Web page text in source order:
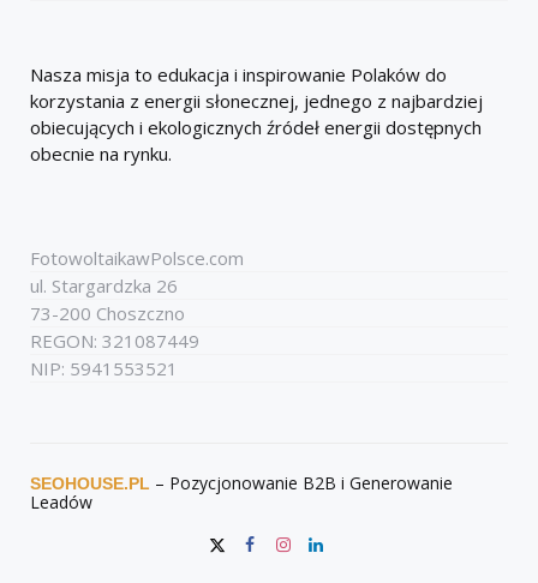
Nasza misja to edukacja i inspirowanie Polaków do
korzystania z energii słonecznej, jednego z najbardziej
obiecujących i ekologicznych źródeł energii dostępnych
obecnie na rynku.
FotowoltaikawPolsce.com
ul. Stargardzka 26
73-200 Choszczno
REGON: 321087449
NIP: 5941553521
SEOHOUSE.PL – Pozycjonowanie B2B i Generowanie
Leadów